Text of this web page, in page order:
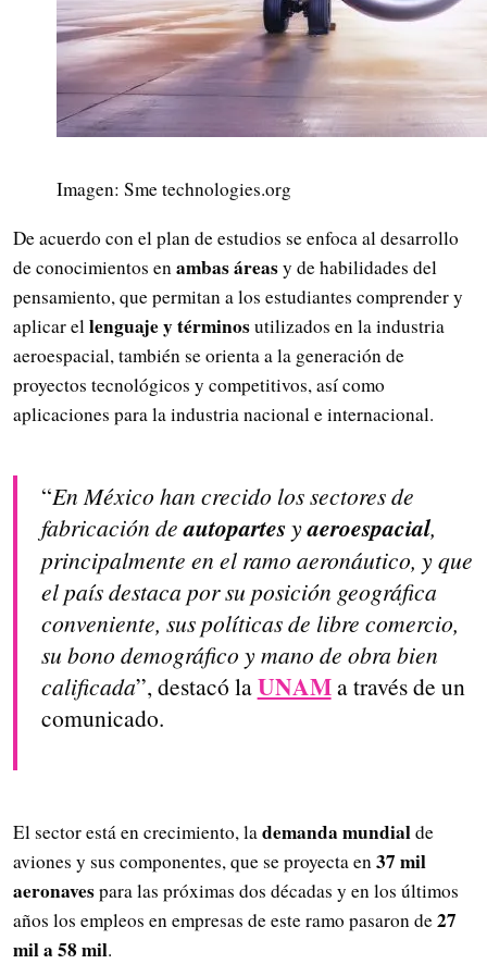
Imagen: Sme technologies.org
De acuerdo con el plan de estudios se enfoca al desarrollo
de conocimientos en ambas áreasy de habilidades del
pensamiento, que permitan a los estudiantes comprender y
aplicar el lenguaje y términosutilizados en la industria
aeroespacial, también se orienta a la generación de
proyectos tecnológicos y competitivos, así como
aplicaciones para la industria nacional e internacional.
“En México han crecido los sectores de
fabricación deautopartesyaeroespacial,
principalmente en el ramo aeronáutico, y que
el país destaca por su posición geográfica
conveniente, sus políticas de libre comercio,
su bono demográfico y mano de obra bien
calificada”, destacó laUNAMa través de un
comunicado.
El sector está en crecimiento, lademanda mundialde
aviones y sus componentes, que se proyecta en37 mil
aeronavespara las próximas dos décadas y en los últimos
años los empleos en empresas de este ramo pasaron de27
mil a 58 mil.